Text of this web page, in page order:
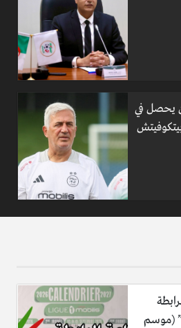
يحصل في
(موسم